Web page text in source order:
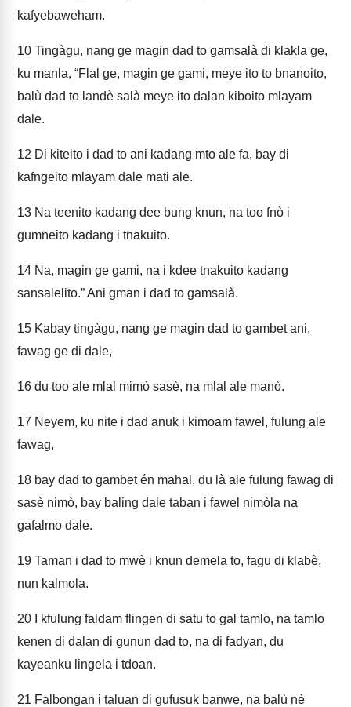
kafyebaweham.
10 Tingàgu, nang ge magin dad to gamsalà di klakla ge,
ku manla, “Flal ge, magin ge gami, meye ito to bnanoito,
balù dad to landè salà meye ito dalan kiboito mlayam
dale.
12 Di kiteito i dad to ani kadang mto ale fa, bay di
kafngeito mlayam dale mati ale.
13 Na teenito kadang dee bung knun, na too fnò i
gumneito kadang i tnakuito.
14 Na, magin ge gami, na i kdee tnakuito kadang
sansalelito.” Ani gman i dad to gamsalà.
15 Kabay tingàgu, nang ge magin dad to gambet ani,
fawag ge di dale,
16 du too ale mlal mimò sasè, na mlal ale manò.
17 Neyem, ku nite i dad anuk i kimoam fawel, fulung ale
fawag,
18 bay dad to gambet én mahal, du là ale fulung fawag di
sasè nimò, bay baling dale taban i fawel nimòla na
gafalmo dale.
19 Taman i dad to mwè i knun demela to, fagu di klabè,
nun kalmola.
20 I kfulung faldam flingen di satu to gal tamlo, na tamlo
kenen di dalan di gunun dad to, na di fadyan, du
kayeanku lingela i tdoan.
21 Falbongan i taluan di gufusuk banwe, na balù nè